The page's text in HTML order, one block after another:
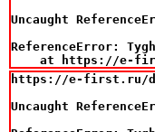
Uncaught
ReferenceError:
at https://e-
https://e-first.ru/d-
Uncaught